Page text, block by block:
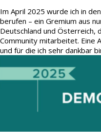
Im April 2025 wurde ich in den
berufen – ein Gremium aus
Deutschland und Österreich,
Community mitarbeitet. Eine
und für die ich sehr dankbar